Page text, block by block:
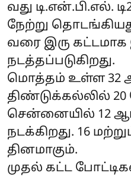
வது டி.என்.பி.எல்.
நேற்று
வரை இரு
நடத்தப்படுகிறது.
மொத்தம் உள்ள 32
திண்டுக்கல்லில் 20
சென்னையில் 12
நடக்கிறது. 16
தினமாகும்.
முதல் கட்ட